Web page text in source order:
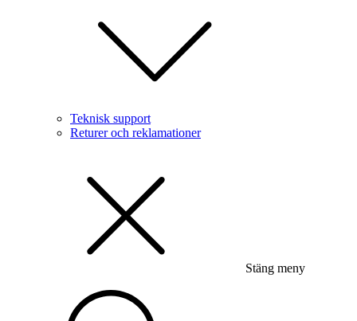
Teknisk support
Returer och reklamationer
Stäng meny